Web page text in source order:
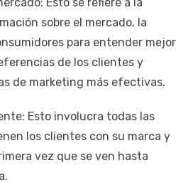
Esto se refiere a la
sobre el mercado, la
para entender mejor
de los clientes y
de marketing más efectivas.
Esto involucra todas las
los clientes con su marca y
vez que se ven hasta